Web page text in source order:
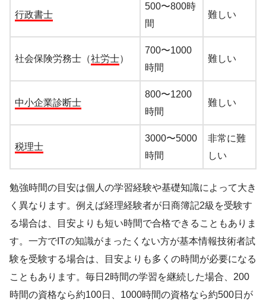
行政書士
500〜800時
間
難しい
社会保険労務士（社労士）
700〜1000
時間
難しい
中小企業診断士
800〜1200
時間
難しい
税理士
3000〜5000
時間
非常に難
しい
勉強時間の目安は個人の学習経験や基礎知識によって大き
く異なります。例えば経理経験者が日商簿記2級を受験す
る場合は、目安よりも短い時間で合格できることもありま
す。一方でITの知識がまったくない方が基本情報技術者試
験を受験する場合は、目安よりも多くの時間が必要になる
こともあります。毎日2時間の学習を継続した場合、200
時間の資格なら約100日、1000時間の資格なら約500日が